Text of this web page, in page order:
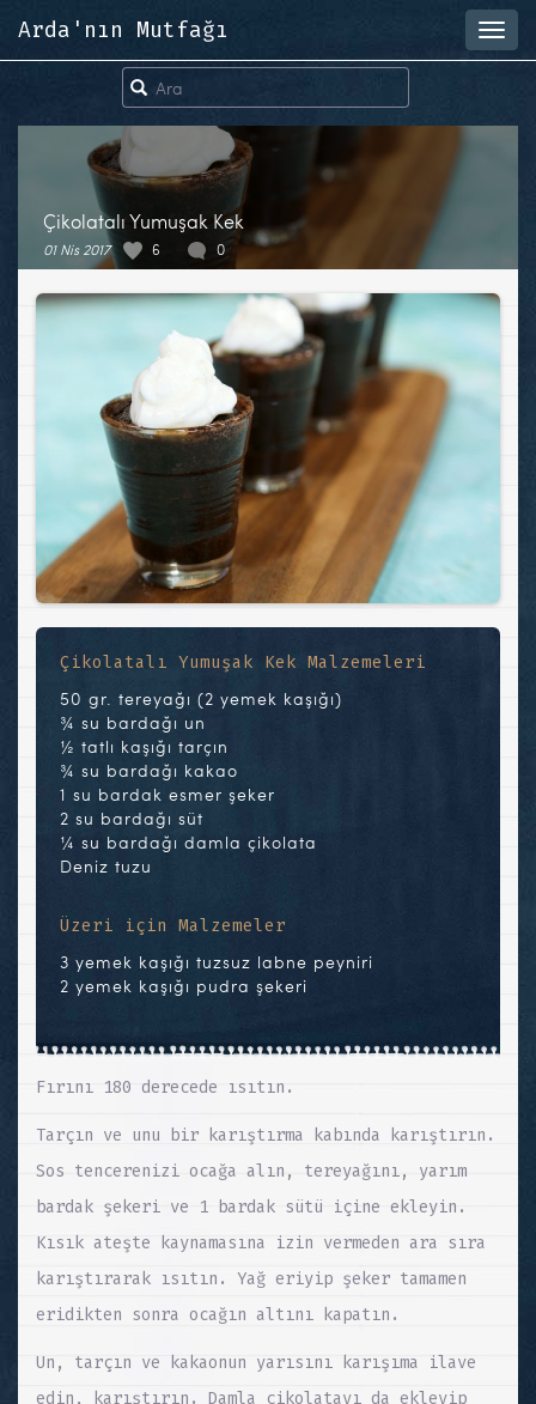
Arda'nın Mutfağı
Çikolatalı Yumuşak Kek
01 Nis 2017 6 0
Çikolatalı Yumuşak Kek Malzemeleri
50 gr. tereyağı (2 yemek kaşığı)
¾ su bardağı un
½ tatlı kaşığı tarçın
¾ su bardağı kakao
1 su bardak esmer şeker
2 su bardağı süt
¼ su bardağı damla çikolata
Deniz tuzu
Üzeri için Malzemeler
3 yemek kaşığı tuzsuz labne peyniri
2 yemek kaşığı pudra şekeri
Fırını 180 derecede ısıtın.
Tarçın ve unu bir karıştırma kabında karıştırın.
Sos tencerenizi ocağa alın, tereyağını, yarım
bardak şekeri ve 1 bardak sütü içine ekleyin.
Kısık ateşte kaynamasına izin vermeden ara sıra
karıştırarak ısıtın. Yağ eriyip şeker tamamen
eridikten sonra ocağın altını kapatın.
Un, tarçın ve kakaonun yarısını karışıma ilave
edin, karıştırın. Damla çikolatayı da ekleyip